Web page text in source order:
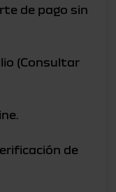
de pago sin
(Consultar
de